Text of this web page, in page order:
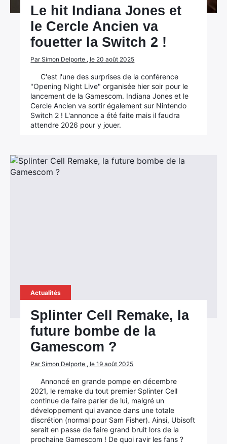
Le hit Indiana Jones et
le Cercle Ancien va
fouetter la Switch 2 !
Par Simon Delporte , le 20 août 2025
C'est l'une des surprises de la conférence
"Opening Night Live" organisée hier soir pour le
lancement de la Gamescom. Indiana Jones et le
Cercle Ancien va sortir également sur Nintendo
Switch 2 ! L'annonce a été faite mais il faudra
attendre 2026 pour y jouer.
Actualités
Splinter Cell Remake, la
future bombe de la
Gamescom ?
Par Simon Delporte , le 19 août 2025
Annoncé en grande pompe en décembre
2021, le remake du tout premier Splinter Cell
continue de faire parler de lui, malgré un
développement qui avance dans une totale
discrétion (normal pour Sam Fisher). Ainsi, Ubisoft
serait en passe de faire grand bruit lors de la
prochaine Gamescom ! De quoi ravir les fans ?